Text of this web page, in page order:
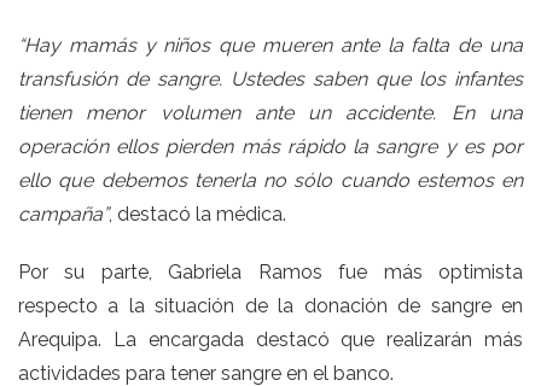
“Hay mamás y niños que mueren ante la falta de una
transfusión de sangre. Ustedes saben que los infantes
tienen menor volumen ante un accidente. En una
operación ellos pierden más rápido la sangre y es por
ello que debemos tenerla no sólo cuando estemos en
campaña”, destacó la médica.
Por su parte, Gabriela Ramos fue más optimista
respecto a la situación de la donación de sangre en
Arequipa. La encargada destacó que realizarán más
actividades para tener sangre en el banco.